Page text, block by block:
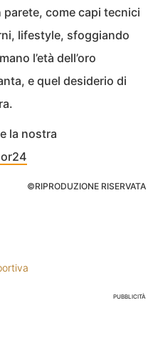
come capi tecnici
lifestyle, sfoggiando
l’età dell’oro
e quel desiderio di
la nostra
©RIPRODUZIONE RISERVATA
PUBBLICITÀ